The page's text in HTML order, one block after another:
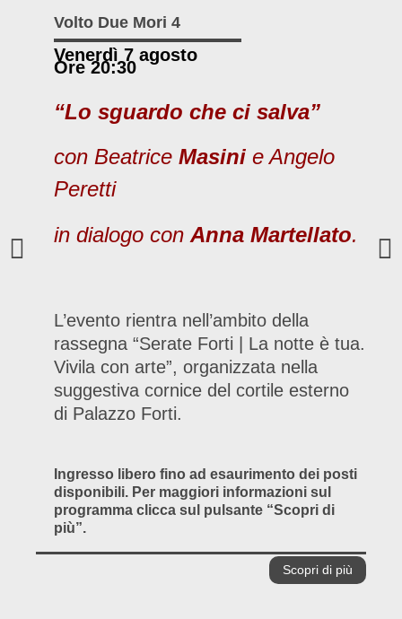
Volto Due Mori 4
Venerdì 7 agosto
Ore 20:30
“Lo sguardo che ci salva”
con Beatrice Masini e Angelo
Peretti
in dialogo con Anna Martellato.
L’evento rientra nell’ambito della
rassegna “Serate Forti | La notte è tua.
Vivila con arte”, organizzata nella
suggestiva cornice del cortile esterno
di Palazzo Forti.
Ingresso libero fino ad esaurimento dei posti
disponibili. Per maggiori informazioni sul
programma clicca sul pulsante “Scopri di
più”.
Scopri di più